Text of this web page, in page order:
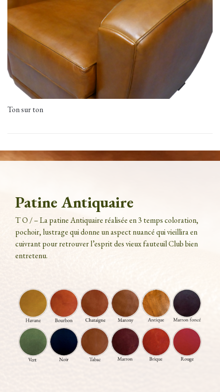
Ton sur ton
Patine Antiquaire
T O / – La patine Antiquaire réalisée en 3 temps coloration,
pochoir, lustrage qui donne un aspect nuancé qui vieillira en
cuivrant pour retrouver l’esprit des vieux fauteuil Club bien
entretenu.